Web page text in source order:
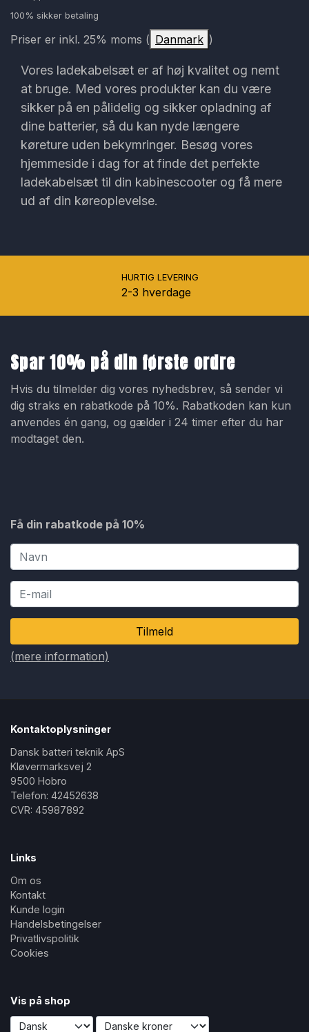
100% sikker betaling
Priser er inkl. 25% moms ( Danmark )
Vores ladekabelsæt er af høj kvalitet og nemt
at bruge. Med vores produkter kan du være
sikker på en pålidelig og sikker opladning af
dine batterier, så du kan nyde længere
køreture uden bekymringer. Besøg vores
hjemmeside i dag for at finde det perfekte
ladekabelsæt til din kabinescooter og få mere
ud af din køreoplevelse.
HURTIG LEVERING
2-3 hverdage
Spar 10% på din første ordre
Hvis du tilmelder dig vores nyhedsbrev, så sender vi
dig straks en rabatkode på 10%. Rabatkoden kan kun
anvendes én gang, og gælder i 24 timer efter du har
modtaget den.
Få din rabatkode på 10%
Tilmeld
(mere information)
Kontaktoplysninger
Dansk batteri teknik ApS
Kløvermarksvej 2
9500 Hobro
Telefon: 42452638
CVR: 45987892
Links
Om os
Kontakt
Kunde login
Handelsbetingelser
Privatlivspolitik
Cookies
Vis på shop